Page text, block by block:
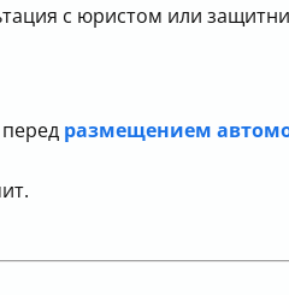
с юристом или
размещением